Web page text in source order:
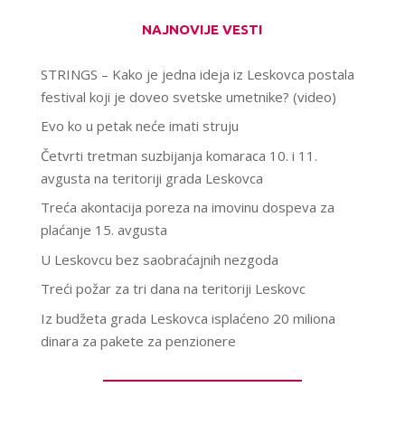
NAJNOVIJE VESTI
STRINGS – Kako je jedna ideja iz Leskovca postala
festival koji je doveo svetske umetnike? (video)
Evo ko u petak neće imati struju
Četvrti tretman suzbijanja komaraca 10. i 11.
avgusta na teritoriji grada Leskovca
Treća akontacija poreza na imovinu dospeva za
plaćanje 15. avgusta
U Leskovcu bez saobraćajnih nezgoda
Treći požar za tri dana na teritoriji Leskovc
Iz budžeta grada Leskovca isplaćeno 20 miliona
dinara za pakete za penzionere